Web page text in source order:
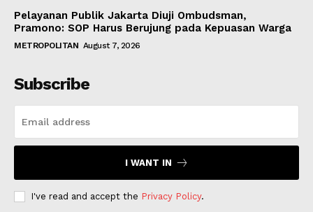
Pelayanan Publik Jakarta Diuji Ombudsman,
Pramono: SOP Harus Berujung pada Kepuasan Warga
METROPOLITAN August 7, 2026
Subscribe
I WANT IN
I've read and accept the Privacy Policy.